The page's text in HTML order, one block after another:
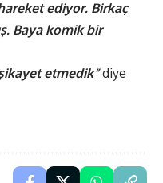
ediyor. Birkaç
Baya komik bir
etmedik”diye